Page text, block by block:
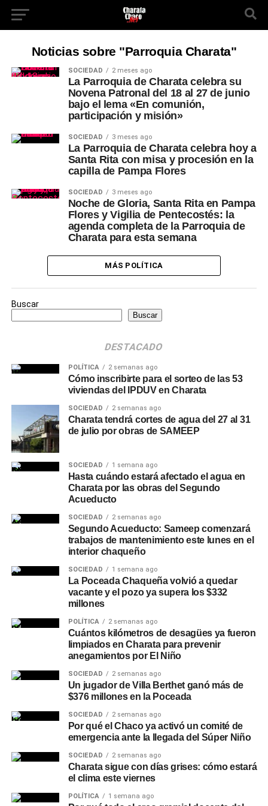
Noticias sobre "Parroquia Charata"
SOCIEDAD 2 meses ago
La Parroquia de Charata celebra su
Novena Patronal del 18 al 27 de junio
bajo el lema «En comunión,
participación y misión»
SOCIEDAD 3 meses ago
La Parroquia de Charata celebra hoy a
Santa Rita con misa y procesión en la
capilla de Pampa Flores
SOCIEDAD 3 meses ago
Noche de Gloria, Santa Rita en Pampa
Flores y Vigilia de Pentecostés: la
agenda completa de la Parroquia de
Charata para esta semana
MÁS POLÍTICA
Buscar
Buscar
DESTACADO
POLÍTICA 2 semanas ago
Cómo inscribirte para el sorteo de las 53
viviendas del IPDUV en Charata
SOCIEDAD 2 semanas ago
Charata tendrá cortes de agua del 27 al 31
de julio por obras de SAMEEP
SOCIEDAD 1 semana ago
Hasta cuándo estará afectado el agua en
Charata por las obras del Segundo
Acueducto
SOCIEDAD 2 semanas ago
Segundo Acueducto: Sameep comenzará
trabajos de mantenimiento este lunes en el
interior chaqueño
SOCIEDAD 1 semana ago
La Poceada Chaqueña volvió a quedar
vacante y el pozo ya supera los $332
millones
POLÍTICA 2 semanas ago
Cuántos kilómetros de desagües ya fueron
limpiados en Charata para prevenir
anegamientos por El Niño
SOCIEDAD 2 semanas ago
Un jugador de Villa Berthet ganó más de
$376 millones en la Poceada
SOCIEDAD 2 semanas ago
Por qué el Chaco ya activó un comité de
emergencia ante la llegada del Súper Niño
SOCIEDAD 2 semanas ago
Charata sigue con días grises: cómo estará
el clima este viernes
POLÍTICA 1 semana ago